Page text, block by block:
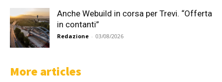
Anche Webuild in corsa per Trevi. “Offerta
in contanti”
Redazione - 03/08/2026
More articles